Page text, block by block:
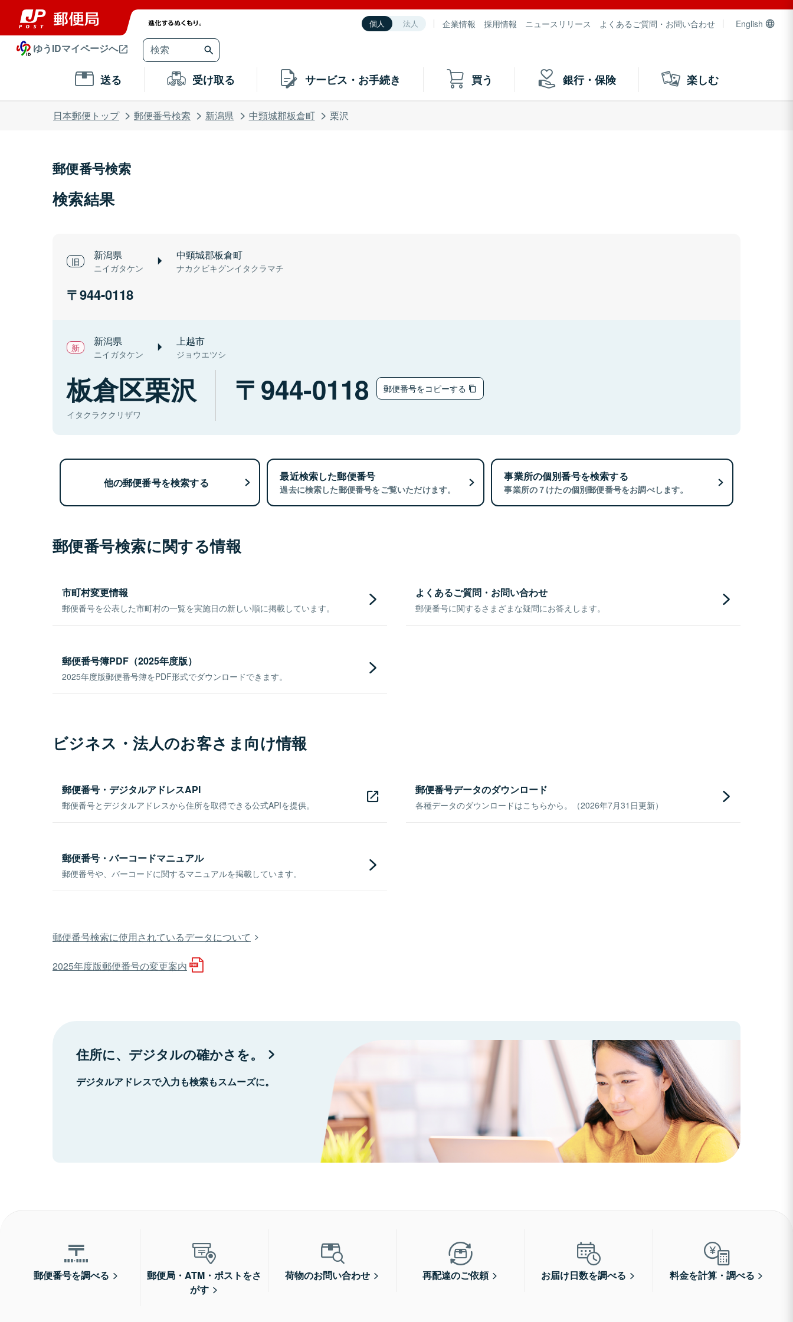
個人 法人 企業情報 採用情報 ニュースリリース よくあるご質問・お問い合わせ English
ゆうIDマイページへ
送る 受け取る サービス・お手続き 買う 銀行・保険 楽しむ
日本郵便トップ 郵便番号検索 新潟県 中頸城郡板倉町 栗沢
郵便番号検索
検索結果
新潟県
ニイガタケン
中頸城郡板倉町
ナカクビキグンイタクラマチ
944-0118
新潟県
ニイガタケン
上越市
ジョウエツシ
板倉区栗沢
イタクラククリザワ
944-0118 郵便番号をコピーする
他の郵便番号を検索する 最近検索した郵便番号
過去に検索した郵便番号をご覧いただけます。
事業所の個別番号を検索する
事業所の７けたの個別郵便番号をお調べします。
郵便番号検索に関する情報
市町村変更情報
郵便番号を公表した市町村の一覧を実施日の新しい順に掲載しています。
よくあるご質問・お問い合わせ
郵便番号に関するさまざまな疑問にお答えします。
郵便番号簿PDF（2025年度版）
2025年度版郵便番号簿をPDF形式でダウンロードできます。
ビジネス・法人のお客さま向け情報
郵便番号・デジタルアドレスAPI
郵便番号とデジタルアドレスから住所を取得できる公式APIを提供。
郵便番号データのダウンロード
各種データのダウンロードはこちらから。（2026年7月31日更新）
郵便番号・バーコードマニュアル
郵便番号や、バーコードに関するマニュアルを掲載しています。
郵便番号検索に使用されているデータについて
2025年度版郵便番号の変更案内
住所に、デジタルの確かさを。
デジタルアドレスで入力も検索もスムーズに。
郵便番号を調べる
郵便局・ATM・ポストをさ
がす
荷物のお問い合わせ 再配達のご依頼 お届け日数を調べる 料金を計算・調べる